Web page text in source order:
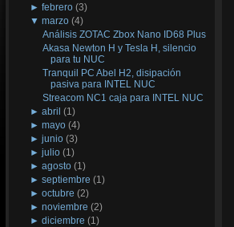
►febrero (3)
▼marzo (4)
Análisis ZOTAC Zbox Nano ID68 Plus
Akasa Newton H y Tesla H, silencio
para tu NUC
Tranquil PC Abel H2, disipación
pasiva para INTEL NUC
Streacom NC1 caja para INTEL NUC
►abril (1)
►mayo (4)
►junio (3)
►julio (1)
►agosto (1)
►septiembre (1)
►octubre (2)
►noviembre (2)
►diciembre (1)